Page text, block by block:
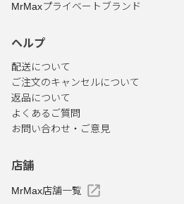
MrMaxプライベートブランド
ヘルプ
配送について
ご注文のキャンセルについて
返品について
よくあるご質問
お問い合わせ・ご意見
店舗
MrMax店舗一覧